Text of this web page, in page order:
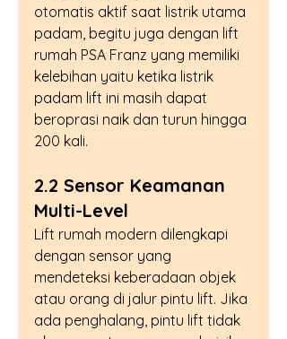
otomatis aktif saat listrik utama
padam, begitu juga dengan lift
rumah PSA Franz yang memiliki
kelebihan yaitu ketika listrik
padam lift ini masih dapat
beroprasi naik dan turun hingga
200 kali.
2.2 Sensor Keamanan
Multi-Level
Lift rumah modern dilengkapi
dengan sensor yang
mendeteksi keberadaan objek
atau orang di jalur pintu lift. Jika
ada penghalang, pintu lift tidak